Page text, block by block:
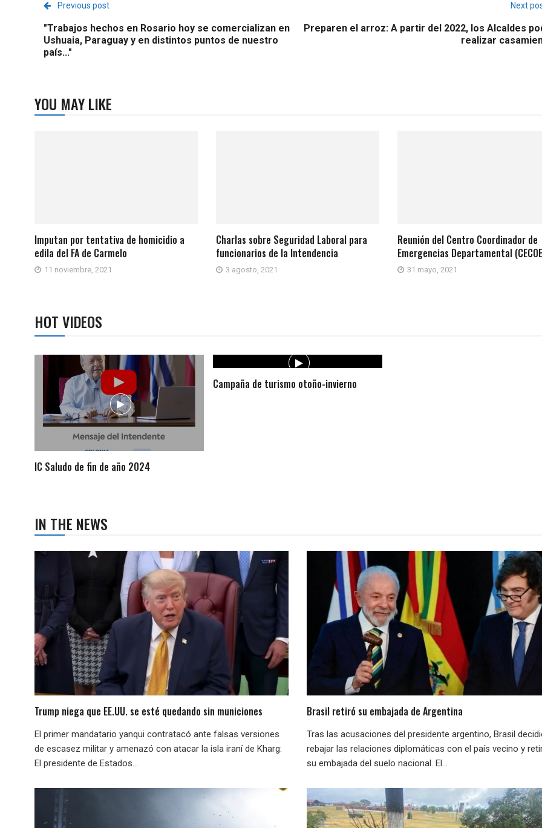
Previous post
"Trabajos hechos en Rosario hoy se comercializan en
Ushuaia, Paraguay y en distintos puntos de nuestro
país..."
Next
Preparen el arroz: A partir del 2022, los Alcaldes
realizar
YOU MAY LIKE
Imputan por tentativa de homicidio a
edila del FA de Carmelo
11 noviembre, 2021
Charlas sobre Seguridad Laboral para
funcionarios de la Intendencia
3 agosto, 2021
Reunión del Centro Coordinador de
Emergencias Departamental
31 mayo, 2021
HOT VIDEOS
IC Saludo de fin de año 2024
Campaña de turismo otoño-invierno
IN THE NEWS
Trump niega que EE.UU. se esté quedando sin municiones
El primer mandatario yanqui contratacó ante falsas versiones
de escasez militar y amenazó con atacar la isla iraní de Kharg:
El presidente de Estados...
Brasil retiró su embajada de Argentina
Tras las acusaciones del presidente argentino, Brasil
rebajar las relaciones diplomáticas con el país vecino y
su embajada del suelo nacional. El...